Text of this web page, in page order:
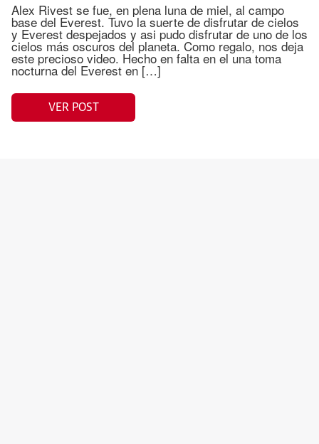
Alex Rivest se fue, en plena luna de miel, al campo
base del Everest. Tuvo la suerte de disfrutar de cielos
y Everest despejados y asi pudo disfrutar de uno de los
cielos más oscuros del planeta. Como regalo, nos deja
este precioso video. Hecho en falta en el una toma
nocturna del Everest en […]
VER POST